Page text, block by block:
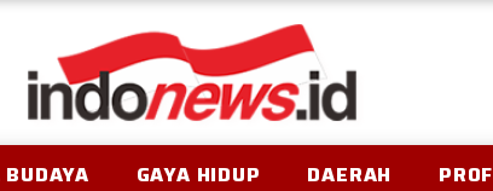
GAYA HIDUP DAERAH